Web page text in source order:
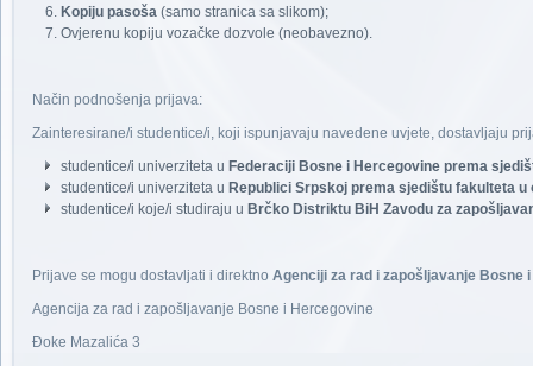
Kopiju pasoša (samo stranica sa slikom);
Ovjerenu kopiju vozačke dozvole (neobavezno).
Način podnošenja prijava:
Zainteresirane/i studentice/i, koji ispunjavaju navedene uvjete, dostavljaju
studentice/i univerziteta u Federaciji Bosne i Hercegovine prema
studentice/i univerziteta u Republici Srpskoj prema sjedištu fakulteta
studentice/i koje/i studiraju u Brčko Distriktu BiH Zavodu za
Prijave se mogu dostavljati i direktno Agenciji za rad i zapošljavanje Bosne
Agencija za rad i zapošljavanje Bosne i Hercegovine
Đoke Mazalića 3